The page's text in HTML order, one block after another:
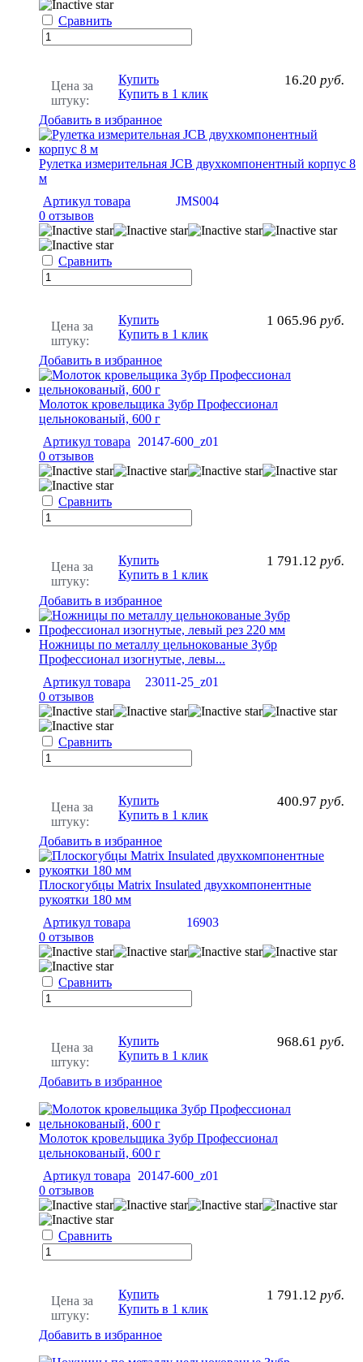
Сравнить
Цена за
штуку:
16.20 руб.
Купить
Купить в 1 клик
Добавить в избранное
Рулетка измерительная JCB двухкомпонентный корпус 8
м
Артикул товара
JMS004
0 отзывов
Сравнить
Цена за
штуку:
1 065.96 руб.
Купить
Купить в 1 клик
Добавить в избранное
Молоток кровельщика Зубр Профессионал
цельнокованый, 600 г
Артикул товара
20147-600_z01
0 отзывов
Сравнить
Цена за
штуку:
1 791.12 руб.
Купить
Купить в 1 клик
Добавить в избранное
Ножницы по металлу цельнокованые Зубр
Профессионал изогнутые, левы...
Артикул товара
23011-25_z01
0 отзывов
Сравнить
Цена за
штуку:
400.97 руб.
Купить
Купить в 1 клик
Добавить в избранное
Плоскогубцы Matrix Insulated двухкомпонентные
рукоятки 180 мм
Артикул товара
16903
0 отзывов
Сравнить
Цена за
штуку:
968.61 руб.
Купить
Купить в 1 клик
Добавить в избранное
Молоток кровельщика Зубр Профессионал
цельнокованый, 600 г
Артикул товара
20147-600_z01
0 отзывов
Сравнить
Цена за
штуку:
1 791.12 руб.
Купить
Купить в 1 клик
Добавить в избранное